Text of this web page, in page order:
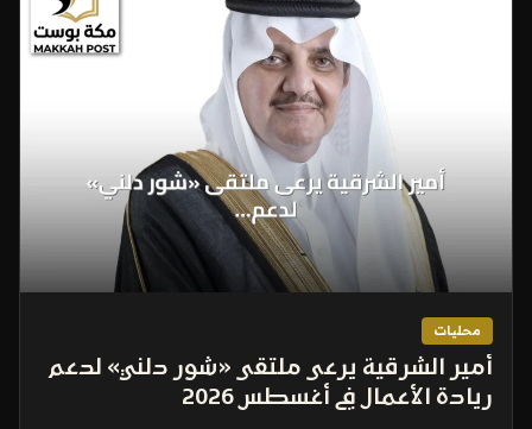
محليات
أمير الشرقية يرعى ملتقى «شور دلني» لدعم
ريادة الأعمال في أغسطس 2026